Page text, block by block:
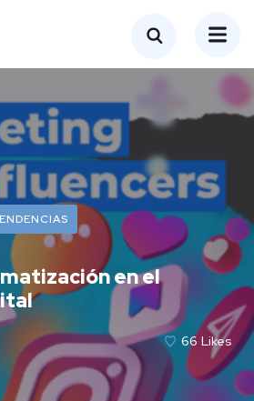
en el
66 Likes